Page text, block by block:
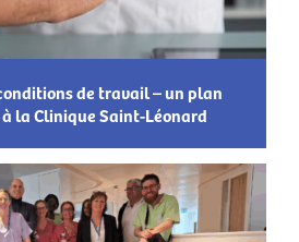
de travail – un plan
la Clinique Saint-Léonard